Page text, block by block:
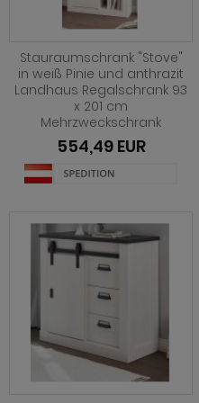
Stauraumschrank "Stove"
in weiß Pinie und anthrazit
Landhaus Regalschrank 93
x 201 cm
Mehrzweckschrank
554,49 EUR